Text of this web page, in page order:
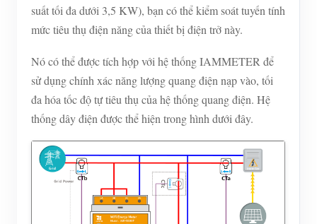
suất tối đa dưới 3,5 KW), bạn có thể kiểm soát tuyến tính
mức tiêu thụ điện năng của thiết bị điện trở này.
Nó có thể được tích hợp với hệ thống IAMMETER để
sử dụng chính xác năng lượng quang điện nạp vào, tối
đa hóa tốc độ tự tiêu thụ của hệ thống quang điện. Hệ
thống dây điện được thể hiện trong hình dưới đây.